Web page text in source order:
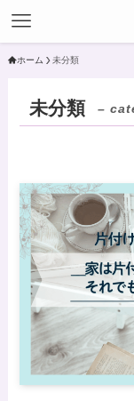
ホーム 未分類
未分類 –